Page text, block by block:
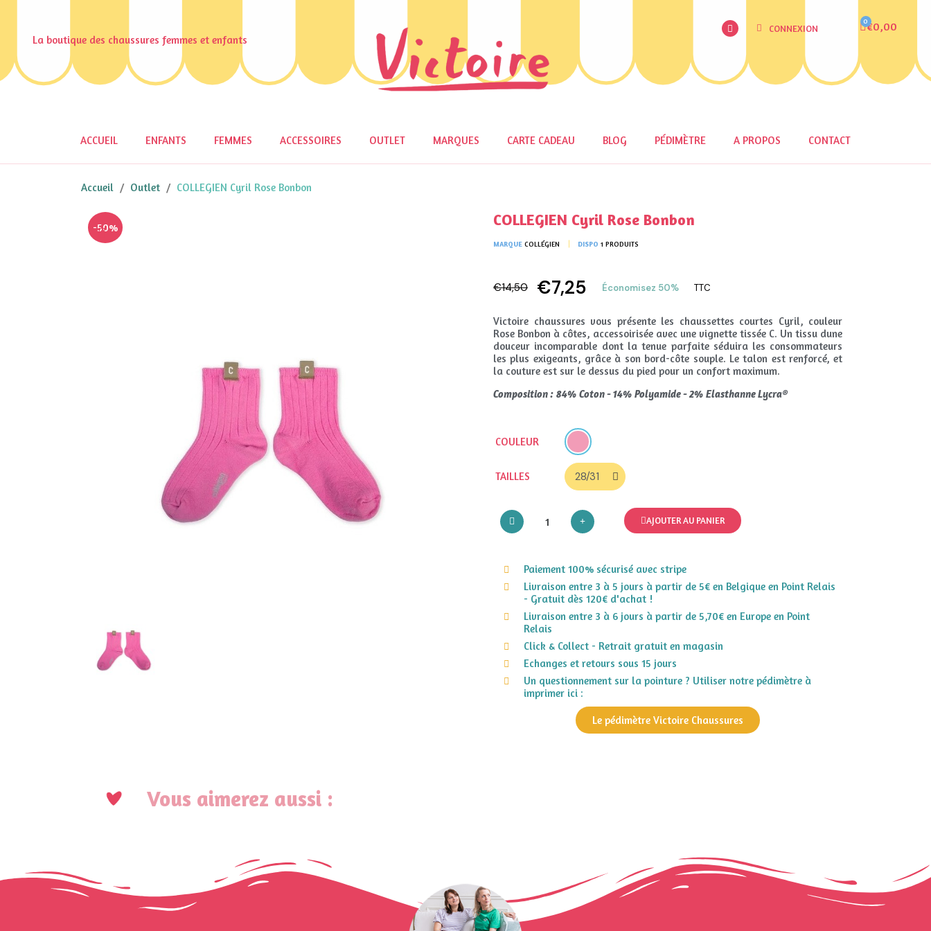
La boutique des chaussures femmes et enfants
CONNEXION €0,00
ACCUEIL ENFANTS FEMMES ACCESSOIRES OUTLET MARQUES CARTE CADEAU BLOG PÉDIMÈTRE A PROPOS CONTACT
Accueil Outlet COLLEGIEN Cyril Rose Bonbon
-50% COLLEGIEN Cyril Rose Bonbon
MARQUE COLLÉGIEN DISPO 1 PRODUITS
€14,50 €7,25 Économisez 50% TTC
Victoire chaussures vous présente les chaussettes courtes Cyril, couleur
Rose Bonbon à côtes, accessoirisée avec une vignette tissée C. Un tissu dune
douceur incomparable dont la tenue parfaite séduira les consommateurs
les plus exigeants, grâce à son bord-côte souple. Le talon est renforcé, et
la couture est sur le dessus du pied pour un confort maximum.
Composition : 84% Coton - 14% Polyamide - 2% Elasthanne Lycra®
COULEUR
TAILLES
AJOUTER AU PANIER
Paiement 100% sécurisé avec stripe
Livraison entre 3 à 5 jours à partir de 5€ en Belgique en Point Relais
- Gratuit dès 120€ d'achat !
Livraison entre 3 à 6 jours à partir de 5,70€ en Europe en Point
Relais
Click & Collect - Retrait gratuit en magasin
Echanges et retours sous 15 jours
Un questionnement sur la pointure ? Utiliser notre pédimètre à
imprimer ici :
Le pédimètre Victoire Chaussures
Vous aimerez aussi :